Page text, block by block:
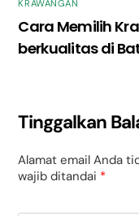
KRAWANGAN
Cara Memilih
berkualitas di
Tinggalkan
Alamat email Anda
wajib ditandai *